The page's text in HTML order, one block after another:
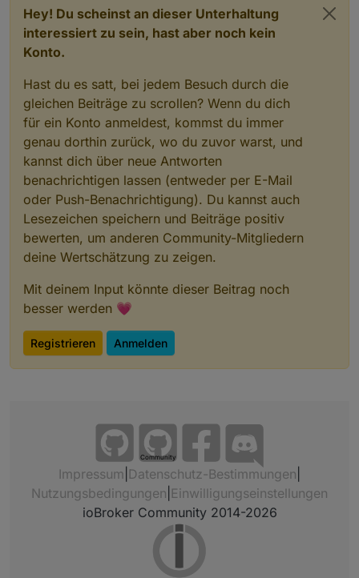
Hey! Du scheinst an dieser Unterhaltung
interessiert zu sein, hast aber noch kein
Konto.
Hast du es satt, bei jedem Besuch durch die
gleichen Beiträge zu scrollen? Wenn du dich
für ein Konto anmeldest, kommst du immer
genau dorthin zurück, wo du zuvor warst, und
kannst dich über neue Antworten
benachrichtigen lassen (entweder per E-Mail
oder Push-Benachrichtigung). Du kannst auch
Lesezeichen speichern und Beiträge positiv
bewerten, um anderen Community-Mitgliedern
deine Wertschätzung zu zeigen.
Mit deinem Input könnte dieser Beitrag noch
besser werden 💗
Registrieren Anmelden
Community
Impressum Datenschutz-Bestimmungen
Nutzungsbedingungen Einwilligungseinstellungen
ioBroker Community 2014-2026